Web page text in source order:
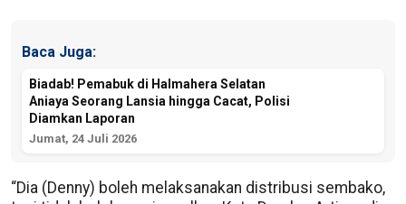
Baca Juga:
Biadab! Pemabuk di Halmahera Selatan
Aniaya Seorang Lansia hingga Cacat, Polisi
Diamkan Laporan
Jumat, 24 Juli 2026
“Dia (Denny) boleh melaksanakan distribusi sembako,